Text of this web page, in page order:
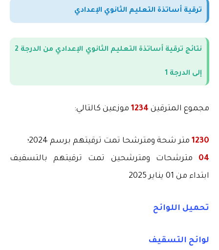
ترقية أساتذة التعليم الثانوي الإعدادي
نتائج ترقية أساتذة التعليم الثانوي الإعدادي من الدرجة 2
إلى الدرجة 1
مجموع المترقين 1234 موزعين كالتالي:
1230 متر شحة ومترشحا تمت ترقيتهم برسم 2024؛
04
مترشحات ومترشحين تمت ترقيتهم بالتسقيف
ابتداء من 01 يناير 2025
تحميل اللوائح
لوائح التسقيف